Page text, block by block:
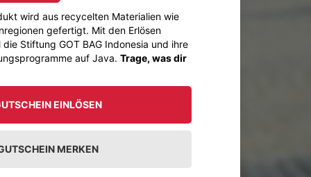
wird aus recycelten Materialien wie
gefertigt. Mit den Erlösen
Stiftung GOT BAG Indonesia und ihre
auf Java. Trage, was dir
EINLÖSEN
MERKEN